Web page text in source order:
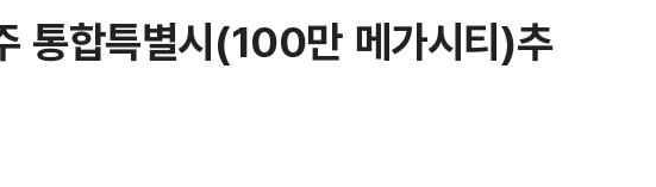
통합특별시(100만 메가시티)추